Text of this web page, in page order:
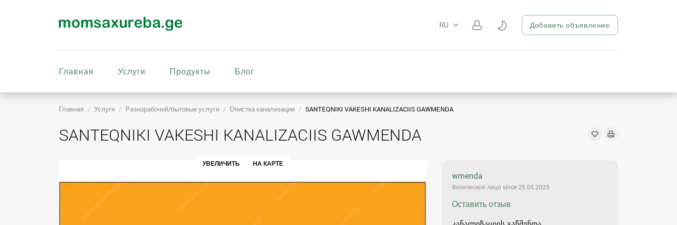
RU Добавить объявление
Главная Услуги Продукты Блог
Главная Услуги Разнорабочий/бытовые услуги Очистка канализации SANTEQNIKI VAKESHI KANALIZACIIS GAWMENDA
SANTEQNIKI VAKESHI KANALIZACIIS GAWMENDA
wmenda
Физическое лицо since 25.05.2025
Оставить отзыв
УВЕЛИЧИТЬ НА КАРТЕ